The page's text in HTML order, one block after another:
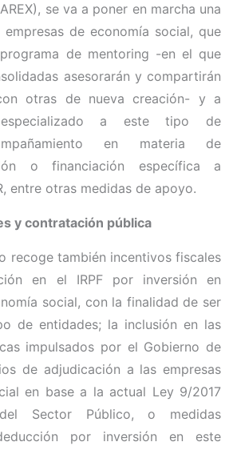
se va a poner en marcha una
empresas de economía social, que
de mentoring -en el que
asesorarán y compartirán
otras de nueva creación- y a
especializado a este tipo de
en materia de
o financiación específica a
entre otras medidas de apoyo.
y contratación pública
recoge también incentivos fiscales
en el IRPF por inversión en
social, con la finalidad de ser
de entidades; la inclusión en las
impulsados por el Gobierno de
de adjudicación a las empresas
en base a la actual Ley 9/2017
Sector Público, o medidas
por inversión en este